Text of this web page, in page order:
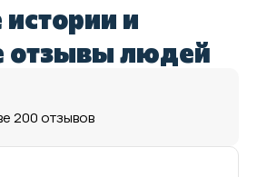
и
отзывы людей
200 отзывов